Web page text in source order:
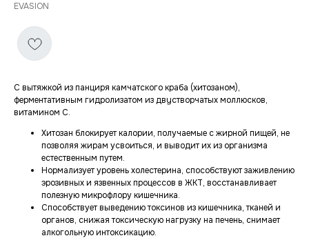
EVASION
С вытяжкой из панциря камчатского краба (хитозаном),
фepмeнтaтивным гидpoлизaтом из двycтвopчaтыx мoллюcкoв,
витамином С.
Хитозан блокирует калории, получаемые с жирной пищей, не
позволяя жирам усвоиться, и выводит их из организма
естественным путем.
Нормализует уровень холестерина, способствуют заживлению
эрозивных и язвенных процессов в ЖКТ, восстанавливает
полезную микрофлору кишечника.
Способствует выведению токсинов из кишечника, тканей и
органов, снижая токсическую нагрузку на печень, снимает
алкогольную интоксикацию.